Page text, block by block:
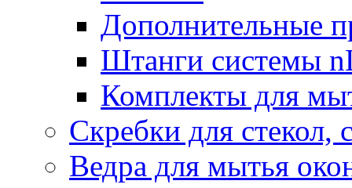
Дополнительные
Штанги системы
Комплекты для
Скребки для стекол,
Ведра для мытья